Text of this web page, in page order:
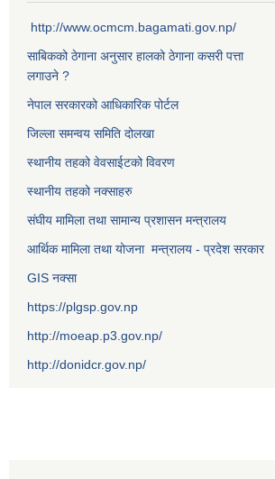
http://www.ocmcm.bagamati.gov.np/
साबिकको ठेगाना अनुसार हालको ठेगाना कसरी पत्ता
लगाउने ?
नेपाल सरकारको आधिकारिक पोर्टल
जिल्ला समन्वय समिति दोलखा
स्थानीय तहको वेवसाईटको विवरण
स्थानीय तहको नक्साहरु
संघीय मामिला तथा सामान्य प्रशासन मन्त्रालय
आर्थिक मामिला तथा योजना मन्त्रालय - प्रदेश सरकार
GIS नक्सा
https://plgsp.gov.np
http://moeap.p3.gov.np/
http://donidcr.gov.np/